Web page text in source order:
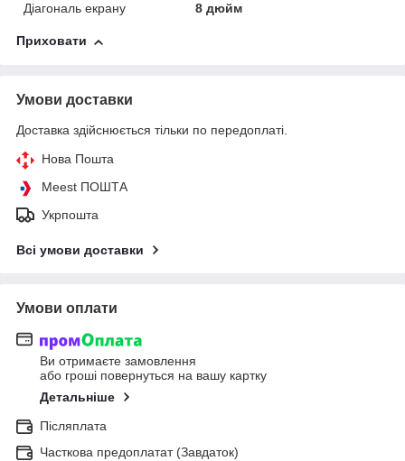
Діагональ екрану
8 дюйм
Приховати
Умови доставки
Доставка здійснюється тільки по передоплаті.
Нова Пошта
Meest ПОШТА
Укрпошта
Всі умови доставки
Умови оплати
Ви отримаєте замовлення
або гроші повернуться на вашу картку
Детальніше
Післяплата
Часткова предоплатат (Завдаток)